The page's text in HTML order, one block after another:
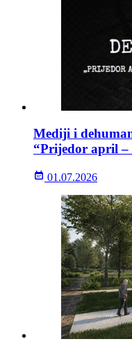
Mediji i
“Prijedor april –
01.07.2026